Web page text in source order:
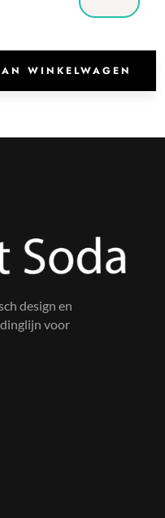
Olive
aantal
WINKELWAGEN
design en
voor